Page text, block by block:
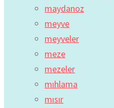
maydanoz
meyve
meyveler
meze
mezeler
mıhlama
mısır